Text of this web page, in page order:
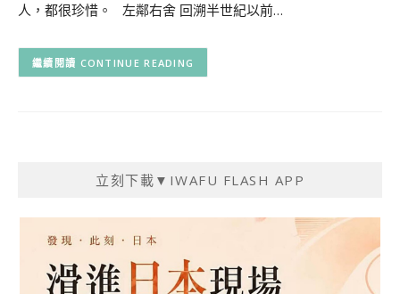
人，都很珍惜。 左鄰右舍 回溯半世紀以前…
CONTINUE READING
立刻下載▼IWAFU FLASH APP